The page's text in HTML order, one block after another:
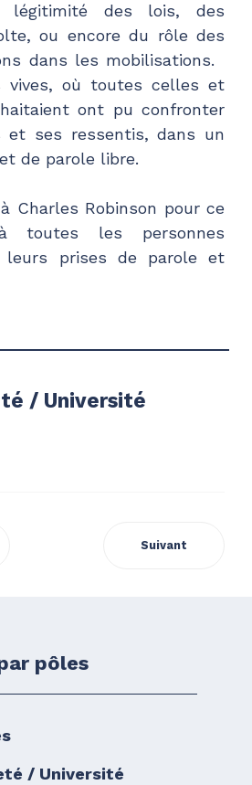
légitimité des lois, des
ou encore du rôle des
dans les mobilisations.
vives, où toutes celles et
ont pu confronter
et ses ressentis, dans un
de parole libre.
Charles Robinson pour ce
toutes les personnes
leurs prises de parole et
/ Université
Suivant
pôles
/ Université